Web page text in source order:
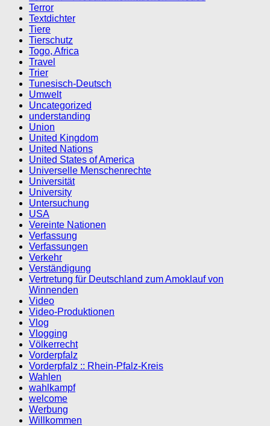
Terror
Textdichter
Tiere
Tierschutz
Togo, Africa
Travel
Trier
Tunesisch-Deutsch
Umwelt
Uncategorized
understanding
Union
United Kingdom
United Nations
United States of America
Universelle Menschenrechte
Universität
University
Untersuchung
USA
Vereinte Nationen
Verfassung
Verfassungen
Verkehr
Verständigung
Vertretung für Deutschland zum Amoklauf von
Winnenden
Video
Video-Produktionen
Vlog
Vlogging
Völkerrecht
Vorderpfalz
Vorderpfalz :: Rhein-Pfalz-Kreis
Wahlen
wahlkampf
welcome
Werbung
Willkommen